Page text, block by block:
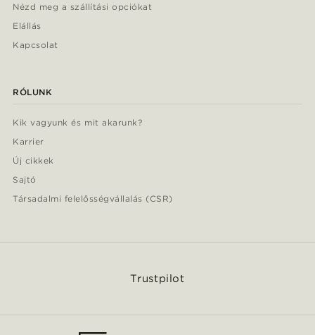
Nézd meg a szállítási opciókat
Elállás
Kapcsolat
RÓLUNK
Kik vagyunk és mit akarunk?
Karrier
Új cikkek
Sajtó
Társadalmi felelősségvállalás (CSR)
Trustpilot